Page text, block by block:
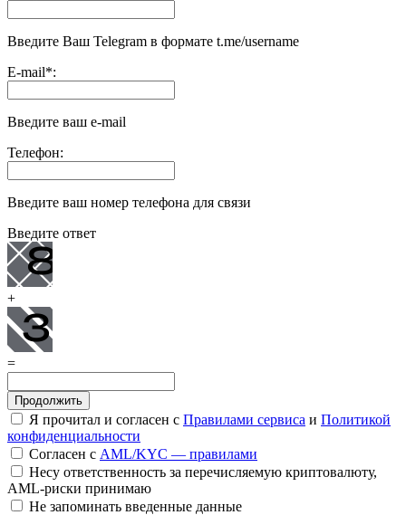
Введите Ваш Telegram в формате t.me/username
E-mail*:
Введите ваш e-mail
Телефон:
Введите ваш номер телефона для связи
Введите ответ
+
=
Я прочитал и согласен с Правилами сервиса и Политикой
конфиденциальности
Согласен с AML/KYC — правилами
Несу ответственность за перечисляемую криптовалюту,
AML-риски принимаю
Не запоминать введенные данные